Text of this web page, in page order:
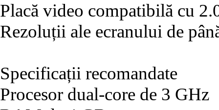
Placă video compatibilă cu
Rezoluții ale ecranului de
Specificații recomandate
Procesor dual-core de 3 GHz